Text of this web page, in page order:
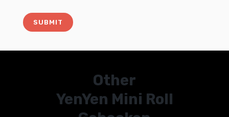
Other
YenYen Mini Roll